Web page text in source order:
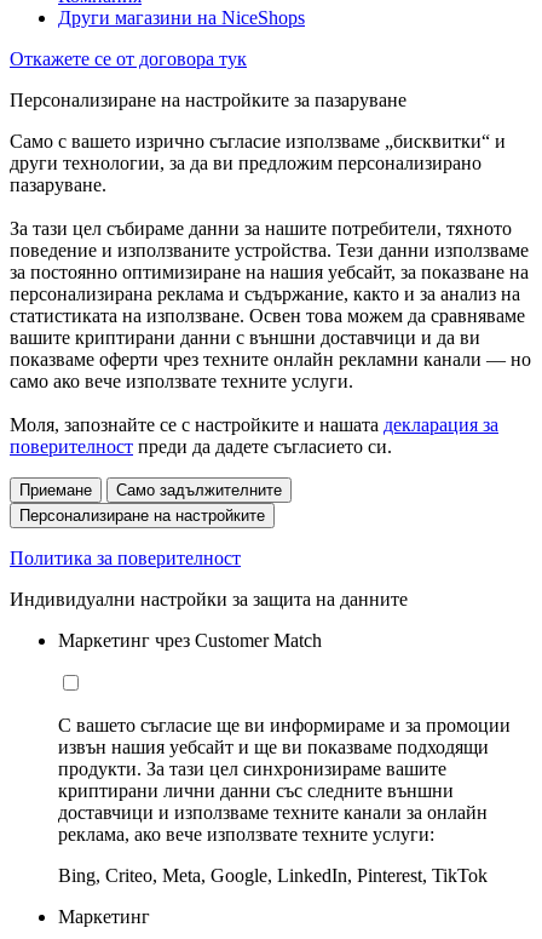
Други магазини на NiceShops
Откажете се от договора тук
Персонализиране на настройките за пазаруване
Само с вашето изрично съгласие използваме „бисквитки“ и
други технологии, за да ви предложим персонализирано
пазаруване.
За тази цел събираме данни за нашите потребители, тяхното
поведение и използваните устройства. Тези данни използваме
за постоянно оптимизиране на нашия уебсайт, за показване на
персонализирана реклама и съдържание, както и за анализ на
статистиката на използване. Освен това можем да сравняваме
вашите криптирани данни с външни доставчици и да ви
показваме оферти чрез техните онлайн рекламни канали — но
само ако вече използвате техните услуги.
Моля, запознайте се с настройките и нашата декларация за
поверителност преди да дадете съгласието си.
Приемане
Само задължителните
Персонализиране на настройките
Политика за поверителност
Индивидуални настройки за защита на данните
Маркетинг чрез Customer Match
С вашето съгласие ще ви информираме и за промоции
извън нашия уебсайт и ще ви показваме подходящи
продукти. За тази цел синхронизираме вашите
криптирани лични данни със следните външни
доставчици и използваме техните канали за онлайн
реклама, ако вече използвате техните услуги:
Bing, Criteo, Meta, Google, LinkedIn, Pinterest, TikTok
Маркетинг